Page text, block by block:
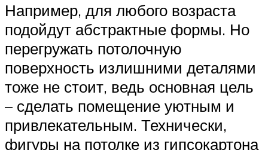
Например, для любого возраста
подойдут абстрактные формы. Но
перегружать потолочную
поверхность излишними деталями
тоже не стоит, ведь основная цель
– сделать помещение уютным и
привлекательным. Технически,
фигуры на потолке из гипсокартона